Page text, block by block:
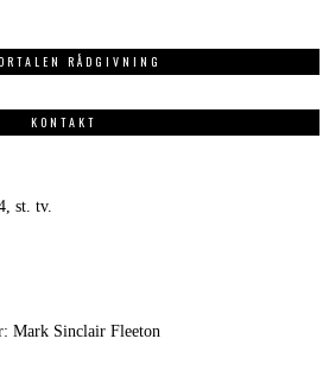
RÅDGIVNING
KONTAKT
st. tv.
Mark Sinclair Fleeton